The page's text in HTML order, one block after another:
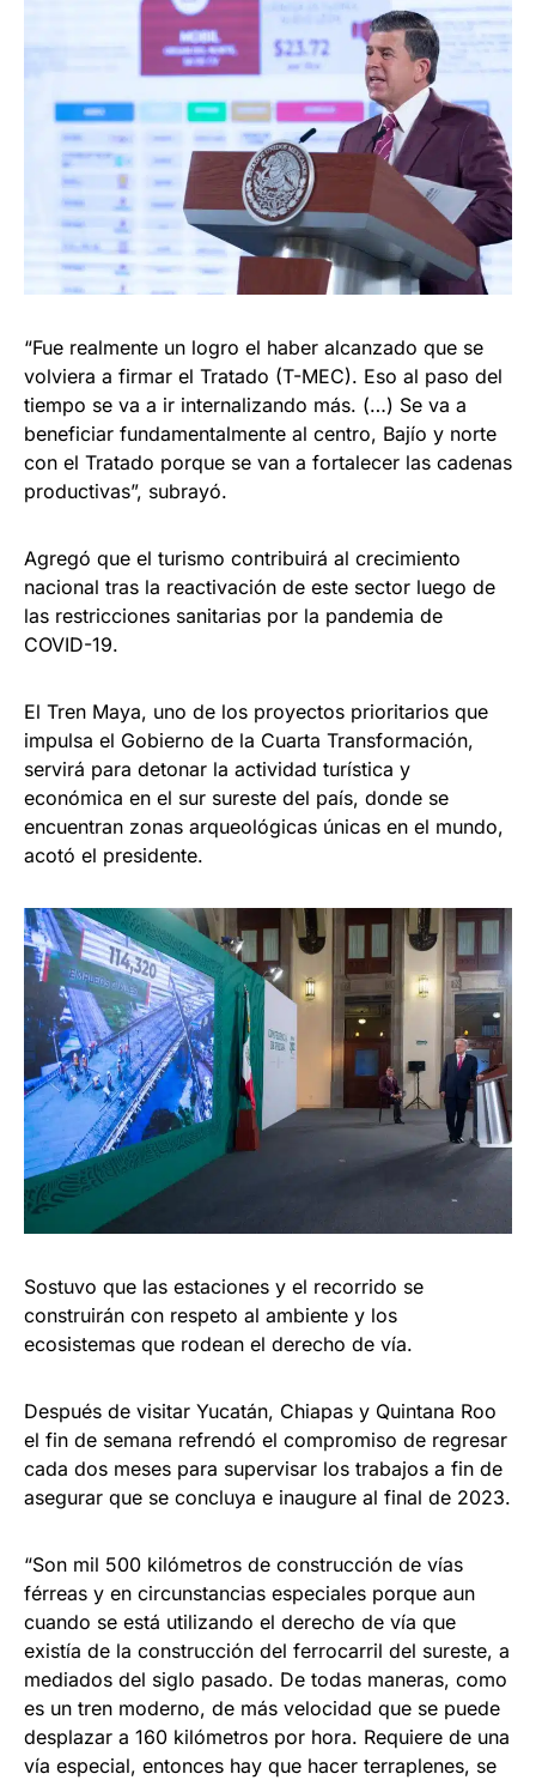
“Fue realmente un logro el haber alcanzado que se
volviera a firmar el Tratado (T-MEC). Eso al paso del
tiempo se va a ir internalizando más. (…) Se va a
beneficiar fundamentalmente al centro, Bajío y norte
con el Tratado porque se van a fortalecer las cadenas
productivas”, subrayó.
Agregó que el turismo contribuirá al crecimiento
nacional tras la reactivación de este sector luego de
las restricciones sanitarias por la pandemia de
COVID-19.
El Tren Maya, uno de los proyectos prioritarios que
impulsa el Gobierno de la Cuarta Transformación,
servirá para detonar la actividad turística y
económica en el sur sureste del país, donde se
encuentran zonas arqueológicas únicas en el mundo,
acotó el presidente.
Sostuvo que las estaciones y el recorrido se
construirán con respeto al ambiente y los
ecosistemas que rodean el derecho de vía.
Después de visitar Yucatán, Chiapas y Quintana Roo
el fin de semana refrendó el compromiso de regresar
cada dos meses para supervisar los trabajos a fin de
asegurar que se concluya e inaugure al final de 2023.
“Son mil 500 kilómetros de construcción de vías
férreas y en circunstancias especiales porque aun
cuando se está utilizando el derecho de vía que
existía de la construcción del ferrocarril del sureste, a
mediados del siglo pasado. De todas maneras, como
es un tren moderno, de más velocidad que se puede
desplazar a 160 kilómetros por hora. Requiere de una
vía especial, entonces hay que hacer terraplenes, se